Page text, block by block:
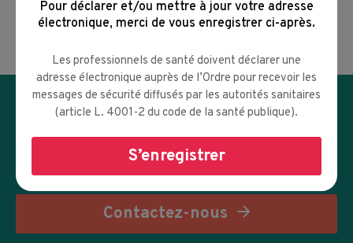
Accéder à la page
Contactez-nous
Pour déclarer et/ou mettre à jour votre adresse
électronique, merci de vous enregistrer ci-après.
Les professionnels de santé doivent déclarer une
adresse électronique auprès de l’Ordre pour recevoir les
messages de sécurité diffusés par les autorités sanitaires
(article L. 4001-2 du code de la santé publique).
S’enregistrer